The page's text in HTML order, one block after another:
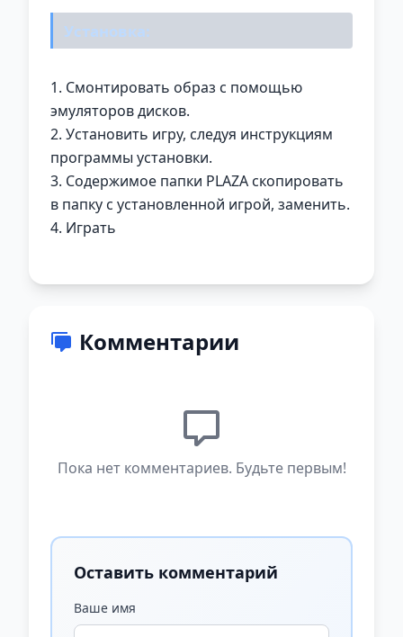
Установка:
1. Смонтировать образ с помощью
эмуляторов дисков.
2. Установить игру, следуя инструкциям
программы установки.
3. Содержимое папки PLAZA скопировать
в папку с установленной игрой, заменить.
4. Играть
Комментарии
Пока нет комментариев. Будьте первым!
Оставить комментарий
Ваше имя